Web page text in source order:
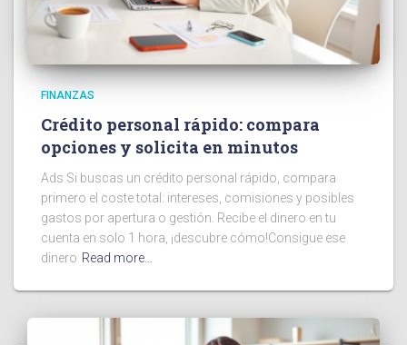
FINANZAS
Crédito personal rápido: compara
opciones y solicita en minutos
Ads Si buscas un crédito personal rápido, compara
primero el coste total: intereses, comisiones y posibles
gastos por apertura o gestión. Recibe el dinero en tu
cuenta en solo 1 hora, ¡descubre cómo!Consigue ese
dinero Read more…